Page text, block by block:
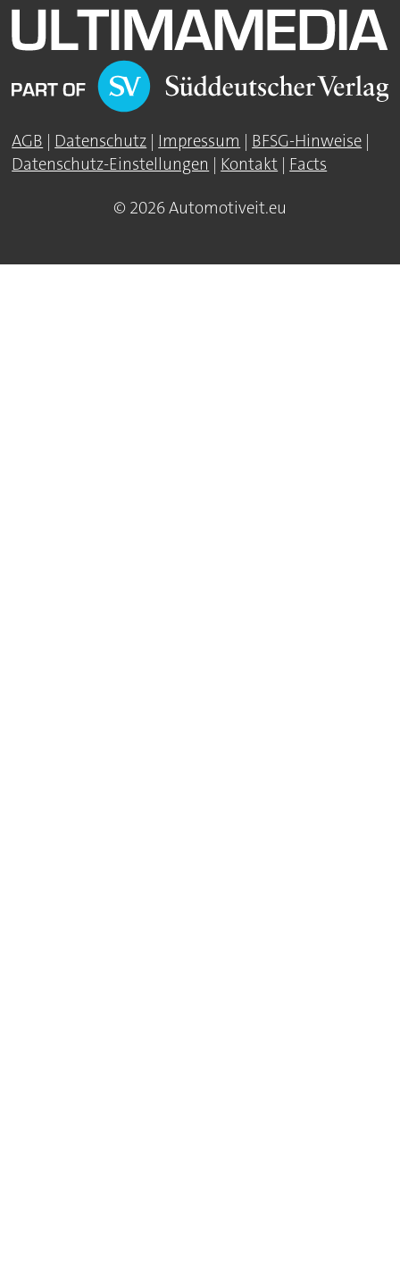
AGB | Datenschutz | Impressum | BFSG-Hinweise |
Datenschutz-Einstellungen | Kontakt | Facts
© 2026 Automotiveit.eu